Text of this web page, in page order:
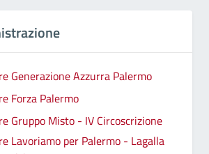
Generazione Azzurra Palermo
Forza Palermo
Gruppo Misto - IV Circoscrizione
Lavoriamo per Palermo - Lagalla